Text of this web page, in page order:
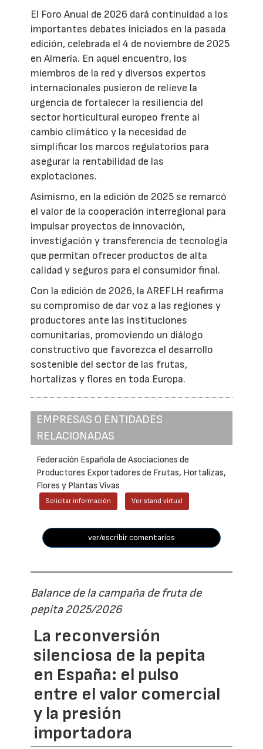
El Foro Anual de 2026 dará continuidad a los
importantes debates iniciados en la pasada
edición, celebrada el 4 de noviembre de 2025
en Almería. En aquel encuentro, los
miembros de la red y diversos expertos
internacionales pusieron de relieve la
urgencia de fortalecer la resiliencia del
sector horticultural europeo frente al
cambio climático y la necesidad de
simplificar los marcos regulatorios para
asegurar la rentabilidad de las
explotaciones.
Asimismo, en la edición de 2025 se remarcó
el valor de la cooperación interregional para
impulsar proyectos de innovación,
investigación y transferencia de tecnología
que permitan ofrecer productos de alta
calidad y seguros para el consumidor final.
Con la edición de 2026, la AREFLH reafirma
su compromiso de dar voz a las regiones y
productores ante las instituciones
comunitarias, promoviendo un diálogo
constructivo que favorezca el desarrollo
sostenible del sector de las frutas,
hortalizas y flores en toda Europa.
EMPRESAS O ENTIDADES
RELACIONADAS
Federación Española de Asociaciones de
Productores Exportadores de Frutas, Hortalizas,
Flores y Plantas Vivas
Solicitar información Ver stand virtual
ver/escribir comentarios
Balance de la campaña de fruta de
pepita 2025/2026
La reconversión
silenciosa de la pepita
en España: el pulso
entre el valor comercial
y la presión
importadora